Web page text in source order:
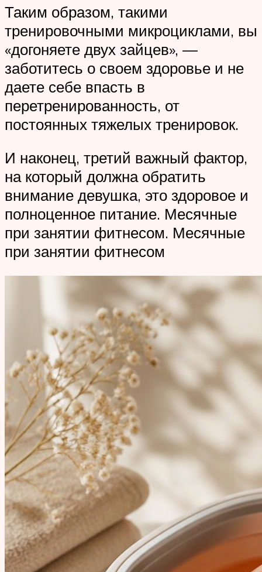
Таким образом, такими
тренировочными микроциклами, вы
«догоняете двух зайцев», —
заботитесь о своем здоровье и не
даете себе впасть в
перетренированность, от
постоянных тяжелых тренировок.
И наконец, третий важный фактор,
на который должна обратить
внимание девушка, это здоровое и
полноценное питание. Месячные
при занятии фитнесом. Месячные
при занятии фитнесом